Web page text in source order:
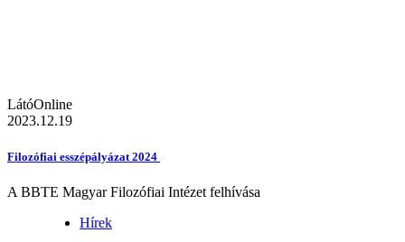
LátóOnline
2023.12.19
Filozófiai esszépályázat 2024
A BBTE Magyar Filozófiai Intézet felhívása
Hírek